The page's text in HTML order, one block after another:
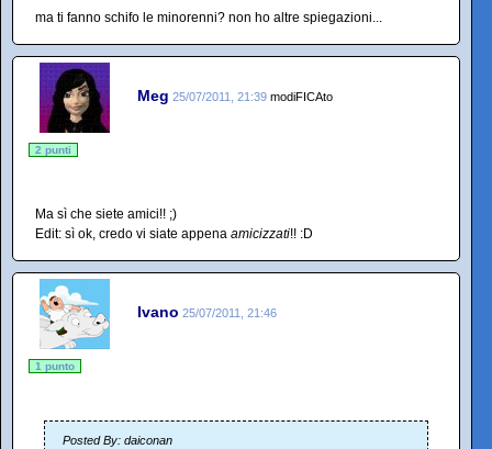
ma ti fanno schifo le minorenni? non ho altre spiegazioni...
Meg 25/07/2011, 21:39 modiFICAto
2 punti
Ma sì che siete amici!! ;)
Edit: sì ok, credo vi siate appena amicizzati!! :D
Ivano 25/07/2011, 21:46
1 punto
Posted By: daiconan